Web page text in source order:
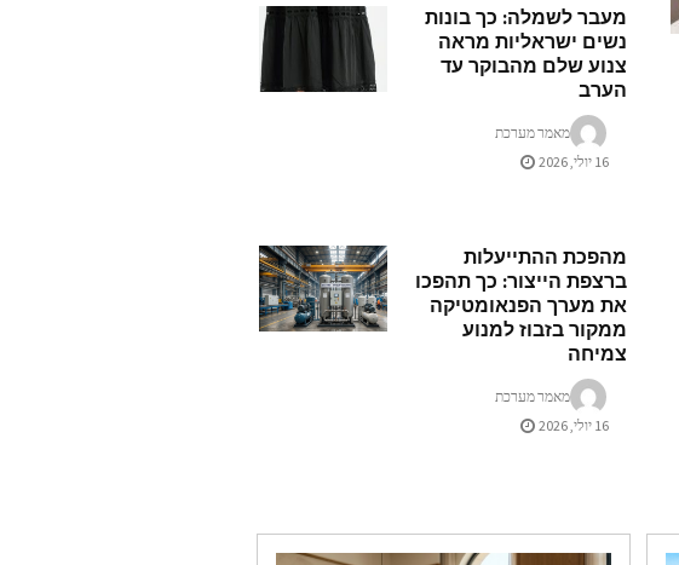
מעבר לשמלה: כך בונות
נשים ישראליות מראה
צנוע שלם מהבוקר עד
הערב
מאמר מערכת
16 יולי, 2026
מהפכת ההתייעלות
ברצפת הייצור: כך תהפכו
את מערך הפנאומטיקה
ממקור בזבוז למנוע
צמיחה
מאמר מערכת
16 יולי, 2026